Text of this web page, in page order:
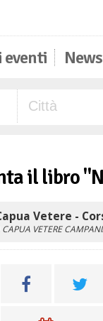
News
il libro
Vetere -
VETERE